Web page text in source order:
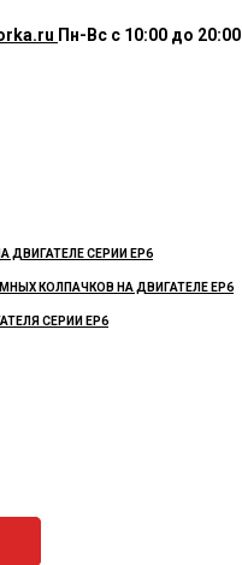
Пн-Вс с 10:00 до 20:00
ДВИГАТЕЛЕ СЕРИИ ЕР6
КОЛПАЧКОВ НА ДВИГАТЕЛЕ ЕР6
СЕРИИ ЕР6